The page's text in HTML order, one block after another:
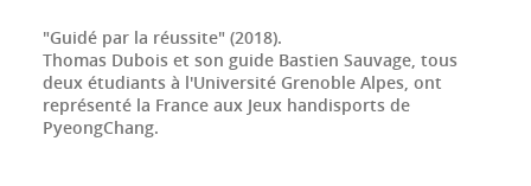
"Guidé par la réussite" (2018).
Thomas Dubois et son guide Bastien Sauvage, tous
deux étudiants à l'Université Grenoble Alpes, ont
représenté la France aux Jeux handisports de
PyeongChang.